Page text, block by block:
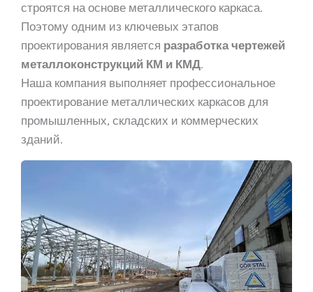
строятся на основе металлического каркаса.
Поэтому одним из ключевых этапов
проектирования является разработка чертежей
металлоконструкций КМ и КМД.
Наша компания выполняет профессиональное
проектирование металлических каркасов для
промышленных, складских и коммерческих
зданий.